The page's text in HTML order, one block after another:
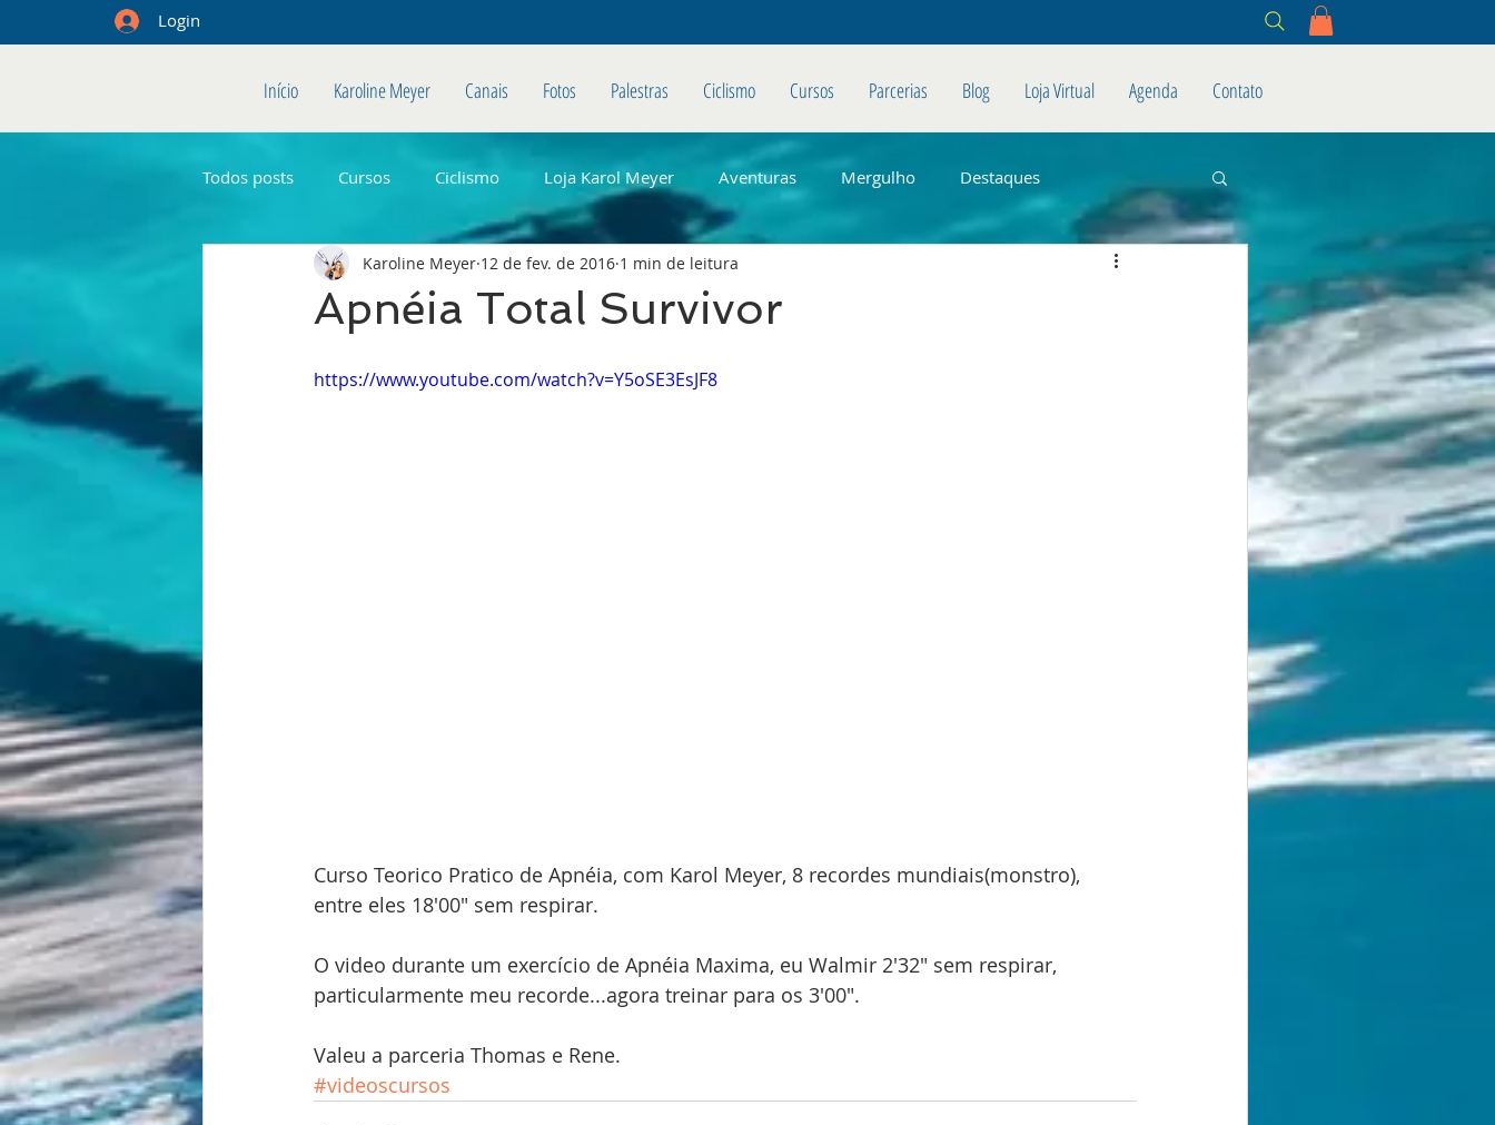
Login
Início Karoline Meyer Canais Fotos Palestras Ciclismo Cursos Parcerias Blog Loja Virtual Agenda Contato
Todos posts Cursos Ciclismo Loja Karol Meyer Aventuras Mergulho Destaques
Apnéia Total Survivor
Karoline Meyer 12 de fev. de 2016 1 min de leitura
https://www.youtube.com/watch?v=Y5oSE3EsJF8
Curso Teorico Pratico de Apnéia, com Karol Meyer, 8 recordes mundiais(monstro),
entre eles 18'00" sem respirar.
O video durante um exercício de Apnéia Maxima, eu Walmir 2'32" sem respirar,
particularmente meu recorde...agora treinar para os 3'00".
Valeu a parceria Thomas e Rene.
#videoscursos